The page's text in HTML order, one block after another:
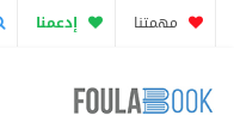
مهمتنا إدعمنا